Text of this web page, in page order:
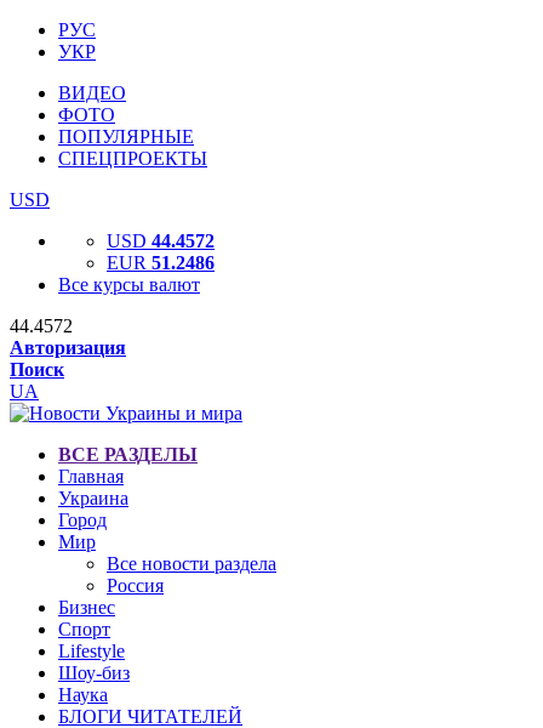
РУС
УКР
ВИДЕО
ФОТО
ПОПУЛЯРНЫЕ
СПЕЦПРОЕКТЫ
USD
USD 44.4572
EUR 51.2486
Все курсы валют
44.4572
Авторизация
Поиск
UA
ВСЕ РАЗДЕЛЫ
Главная
Украина
Город
Мир
Все новости раздела
Россия
Бизнес
Спорт
Lifestyle
Шоу-биз
Наука
БЛОГИ ЧИТАТЕЛЕЙ